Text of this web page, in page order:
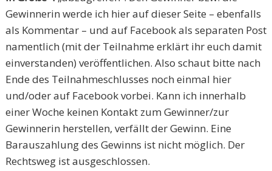
Gewinnerin werde ich hier auf dieser Seite – ebenfalls
als Kommentar – und auf Facebook als separaten Post
namentlich (mit der Teilnahme erklärt ihr euch damit
einverstanden) veröffentlichen. Also schaut bitte nach
Ende des Teilnahmeschlusses noch einmal hier
und/oder auf Facebook vorbei. Kann ich innerhalb
einer Woche keinen Kontakt zum Gewinner/zur
Gewinnerin herstellen, verfällt der Gewinn. Eine
Barauszahlung des Gewinns ist nicht möglich. Der
Rechtsweg ist ausgeschlossen.